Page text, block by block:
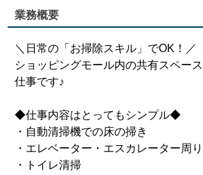
業務概要
＼日常の「お掃除スキル」でOK！／
ショッピングモール内の共有スペー
仕事です♪
◆仕事内容はとってもシンプル◆
・自動清掃機での床の掃き
・エレベーター・エスカレーター周
・トイレ清掃